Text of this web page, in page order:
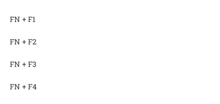
FN + F1
FN + F2
FN + F3
FN + F4